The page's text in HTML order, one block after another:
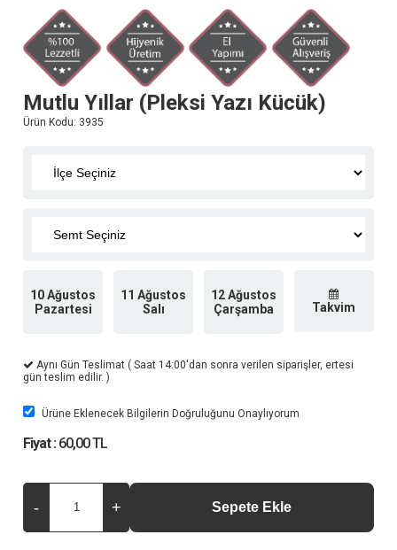
Mutlu Yıllar (Pleksi Yazı Kücük)
Ürün Kodu: 3935
10 Ağustos
Pazartesi
11 Ağustos
Salı
12 Ağustos
Çarşamba
Takvim
Aynı Gün Teslimat ( Saat 14:00'dan sonra verilen siparişler, ertesi
gün teslim edilir. )
Ürüne Eklenecek Bilgilerin Doğruluğunu Onaylıyorum
Fiyat : 60,00 TL